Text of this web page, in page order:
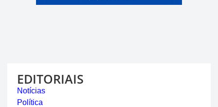
EDITORIAIS
Notícias
Política